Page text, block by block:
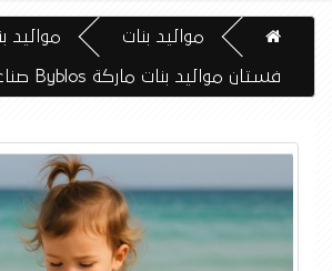
مواليد بنات مواليد
فستان مواليد بنات ماركة Byblos صناعه ايطالي